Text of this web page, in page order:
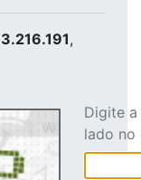
,
Digite
lado no